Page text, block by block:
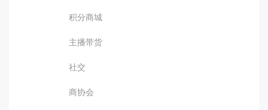
积分商城
主播带货
社交
商协会